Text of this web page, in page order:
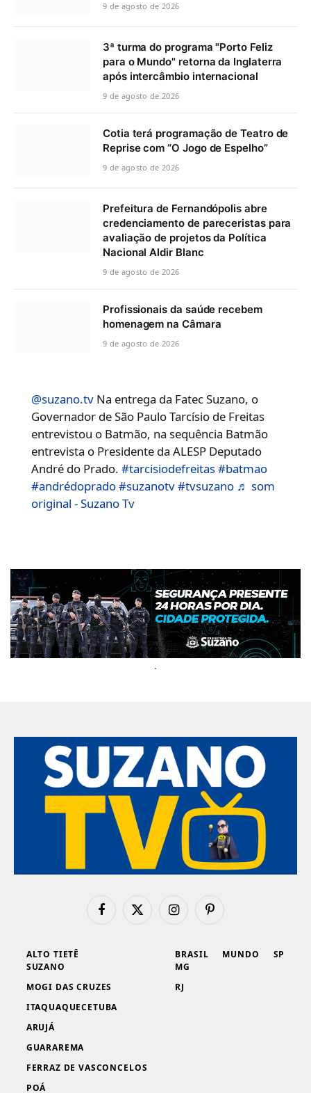
9 de agosto de 2026
3ª turma do programa "Porto Feliz
para o Mundo" retorna da Inglaterra
após intercâmbio internacional
9 de agosto de 2026
Cotia terá programação de Teatro de
Reprise com “O Jogo de Espelho”
9 de agosto de 2026
Prefeitura de Fernandópolis abre
credenciamento de pareceristas para
avaliação de projetos da Política
Nacional Aldir Blanc
9 de agosto de 2026
Profissionais da saúde recebem
homenagem na Câmara
9 de agosto de 2026
@suzano.tv Na entrega da Fatec Suzano, o
Governador de São Paulo Tarcísio de Freitas
entrevistou o Batmão, na sequência Batmão
entrevista o Presidente da ALESP Deputado
André do Prado.#tarcisiodefreitas#batmao
#andrédoprado#suzanotv#tvsuzano ♬ som
original - Suzano Tv
.
FacebookX
InstagramPinterest
ALTO TIETÊ
SUZANO
MOGI DAS CRUZES
ITAQUAQUECETUBA
ARUJÁ
GUARAREMA
FERRAZ DE VASCONCELOS
POÁ
BRASIL
MG
RJ
MUNDO SP